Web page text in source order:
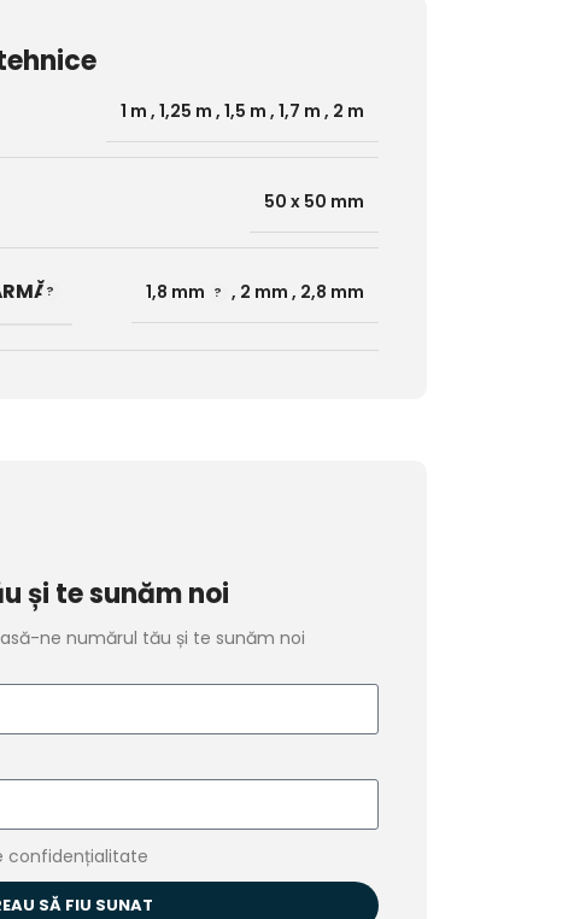
1 m , 1,25 m , 1,5 m , 1,7 m , 2 m
50 x 50 mm
1,8 mm , 2 mm , 2,8 mm
și te sunăm noi
ne numărul tău și te sunăm noi
confidențialitate
SĂ FIU SUNAT